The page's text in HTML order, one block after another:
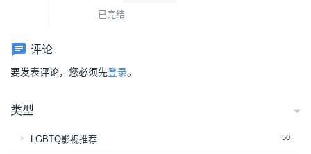
已完结
评论
要发表评论，您必须先登录。
类型
LGBTQ影视推荐 50